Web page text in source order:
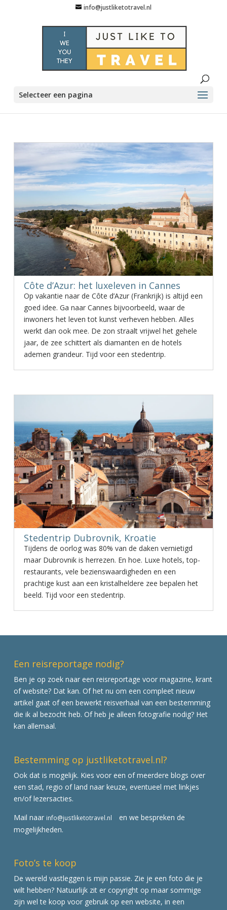
info@justliketotravel.nl
Selecteer een pagina
Côte d’Azur: het luxeleven in Cannes
Op vakantie naar de Côte d’Azur (Frankrijk) is altijd een
goed idee. Ga naar Cannes bijvoorbeeld, waar de
inwoners het leven tot kunst verheven hebben. Alles
werkt dan ook mee. De zon straalt vrijwel het gehele
jaar, de zee schittert als diamanten en de hotels
ademen grandeur. Tijd voor een stedentrip.
Stedentrip Dubrovnik, Kroatie
Tijdens de oorlog was 80% van de daken vernietigd
maar Dubrovnik is herrezen. En hoe. Luxe hotels, top-
restaurants, vele bezienswaardigheden en een
prachtige kust aan een kristalheldere zee bepalen het
beeld. Tijd voor een stedentrip.
Een reisreportage nodig?
Ben je op zoek naar een reisreportage voor magazine, krant
of website? Dat kan. Of het nu om een compleet nieuw
artikel gaat of een bewerkt reisverhaal van een bestemming
die ik al bezocht heb. Of heb je alleen fotografie nodig? Het
kan allemaal.
Bestemming op justliketotravel.nl?
Ook dat is mogelijk. Kies voor een of meerdere blogs over
een stad, regio of land naar keuze, eventueel met linkjes
en/of lezersacties.
Mail naar info@justliketotravel.nl
en we bespreken de
mogelijkheden.
Foto’s te koop
De wereld vastleggen is mijn passie. Zie je een foto die je
wilt hebben? Natuurlijk zit er copyright op maar sommige
zijn wel te koop voor gebruik op een website, in een